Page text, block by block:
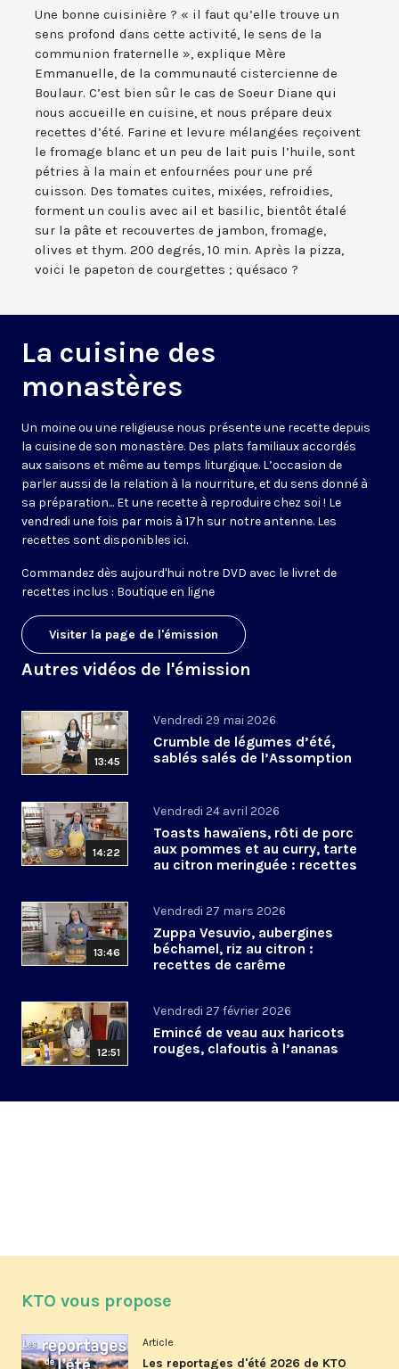
Une bonne cuisinière ? « il faut qu’elle trouve un
sens profond dans cette activité, le sens de la
communion fraternelle », explique Mère
Emmanuelle, de la communauté cistercienne de
Boulaur. C’est bien sûr le cas de Soeur Diane qui
nous accueille en cuisine, et nous prépare deux
recettes d’été. Farine et levure mélangées reçoivent
le fromage blanc et un peu de lait puis l’huile, sont
pétries à la main et enfournées pour une pré
cuisson. Des tomates cuites, mixées, refroidies,
forment un coulis avec ail et basilic, bientôt étalé
sur la pâte et recouvertes de jambon, fromage,
olives et thym. 200 degrés, 10 min. Après la pizza,
voici le papeton de courgettes ; quésaco ?
La cuisine des
monastères
Un moine ou une religieuse nous présente une recette depuis
la cuisine de son monastère. Des plats familiaux accordés
aux saisons et même au temps liturgique. L’occasion de
parler aussi de la relation à la nourriture, et du sens donné à
sa préparation... Et une recette à reproduire chez soi ! Le
vendredi une fois par mois à 17h sur notre antenne. Les
recettes sont disponibles ici.
Commandez dès aujourd'hui notre DVD avec le livret de
recettes inclus : Boutique en ligne
Visiter la page de l'émission
Autres vidéos de l'émission
13:45
Vendredi 29 mai 2026
Crumble de légumes d’été,
sablés salés de l’Assomption
14:22
Vendredi 24 avril 2026
Toasts hawaïens, rôti de porc
aux pommes et au curry, tarte
au citron meringuée : recettes
13:46
Vendredi 27 mars 2026
Zuppa Vesuvio, aubergines
béchamel, riz au citron :
recettes de carême
12:51
Vendredi 27 février 2026
Emincé de veau aux haricots
rouges, clafoutis à l’ananas
KTO vous propose
Article
Les reportages d'été 2026 de KTO